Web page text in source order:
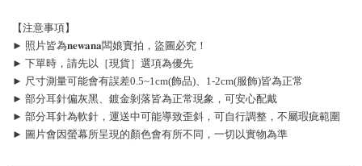
【注意事項】
► 照片皆為𝐧𝐞𝐰𝐚𝐧𝐚闆娘實拍，盜圖必究！
► 下單時，請先以［現貨］選項為優先
► 尺寸測量可能會有誤差0.5~1cm(飾品)、1-2cm(服飾)皆為正常
► 部分耳針偏灰黑、鍍金剝落皆為正常現象，可安心配戴
► 部分耳針為軟針，運送中可能導致歪斜，可自行調整，不屬瑕疵範圍
► 圖片會因螢幕所呈現的顏色會有所不同，一切以實物為準